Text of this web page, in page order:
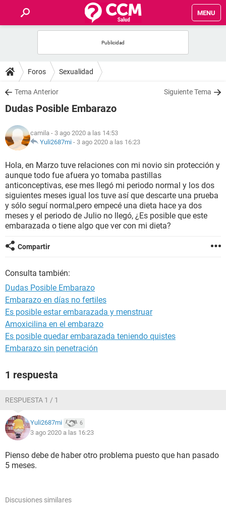
MENU
FOROS
SALUD
NUTRICIÓN
BIENESTAR
SEXUALIDAD
GLOSARIO
Foros Sexualidad
Tema Anterior Siguiente Tema
Dudas Posible Embarazo
camila - 3 ago 2020 a las 14:53
Yuli2687mi - 3 ago 2020 a las 16:23
Hola, en Marzo tuve relaciones con mi novio sin protección y
aunque todo fue afuera yo tomaba pastillas
anticonceptivas, ese mes llegó mi periodo normal y los dos
siguientes meses igual los tuve así que descarte una prueba
y sólo seguí normal,pero empecé una dieta hace ya dos
meses y el periodo de Julio no llegó, ¿Es posible que este
embarazada o tiene algo que ver con mi dieta?
Compartir
Consulta también:
Dudas Posible Embarazo
Embarazo en días no fertiles
Es posible estar embarazada y menstruar
Amoxicilina en el embarazo
Es posible quedar embarazada teniendo quistes
Embarazo sin penetración
1 respuesta
RESPUESTA 1 / 1
Yuli2687mi 6
3 ago 2020 a las 16:23
Pienso debe de haber otro problema puesto que han pasado
5 meses.
Discusiones similares